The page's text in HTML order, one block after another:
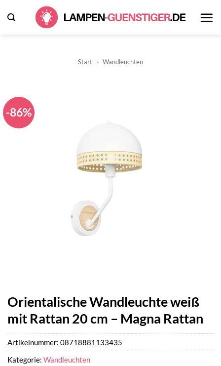
Inhalt
Start » Wandleuchten
-86%
Orientalische Wandleuchte weiß
mit Rattan 20 cm – Magna Rattan
Artikelnummer: 08718881133435
Kategorie: Wandleuchten